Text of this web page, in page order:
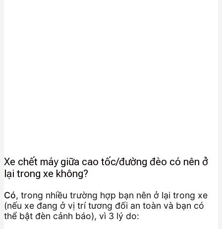
Xe chết máy giữa cao tốc/đường đèo có nên ở
lại trong xe không?
Có, trong nhiều trường hợp bạn nên ở lại trong xe
(nếu xe đang ở vị trí tương đối an toàn và bạn có
thể bật đèn cảnh báo), vì 3 lý do: